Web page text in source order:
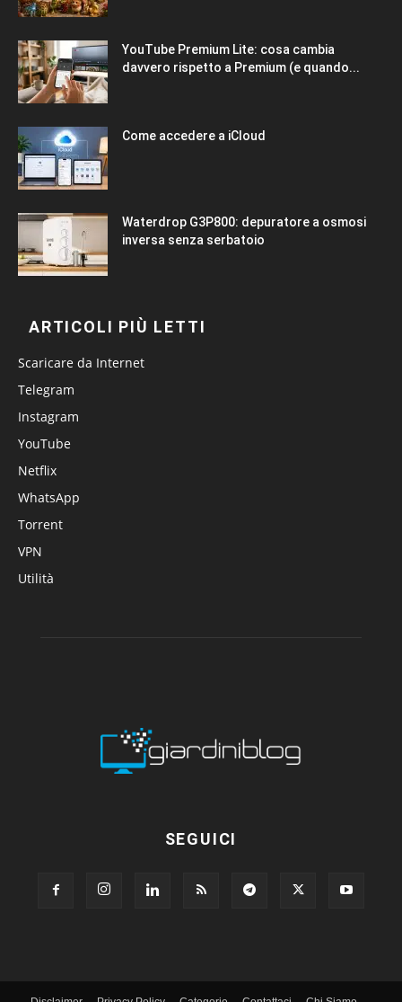
YouTube Premium Lite: cosa cambia
davvero rispetto a Premium (e quando...
Come accedere a iCloud
Waterdrop G3P800: depuratore a osmosi
inversa senza serbatoio
ARTICOLI PIÙ LETTI
Scaricare da Internet
Telegram
Instagram
YouTube
Netflix
WhatsApp
Torrent
VPN
Utilità
SEGUICI